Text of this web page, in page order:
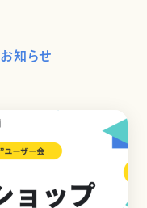
お知らせ